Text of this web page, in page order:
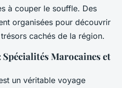
à couper le souffle. Des
organisées pour découvrir
cachés de la région.
Marocaines et
un véritable voyage